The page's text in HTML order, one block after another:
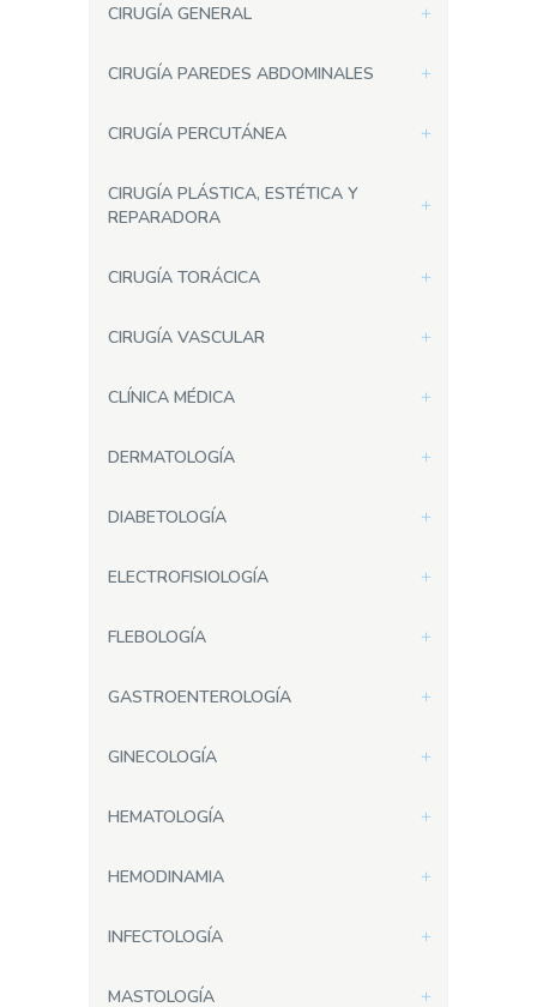
CIRUGÍA GENERAL
CIRUGÍA PAREDES ABDOMINALES
CIRUGÍA PERCUTÁNEA
CIRUGÍA PLÁSTICA, ESTÉTICA Y
REPARADORA
CIRUGÍA TORÁCICA
CIRUGÍA VASCULAR
CLÍNICA MÉDICA
DERMATOLOGÍA
DIABETOLOGÍA
ELECTROFISIOLOGÍA
FLEBOLOGÍA
GASTROENTEROLOGÍA
GINECOLOGÍA
HEMATOLOGÍA
HEMODINAMIA
INFECTOLOGÍA
MASTOLOGÍA